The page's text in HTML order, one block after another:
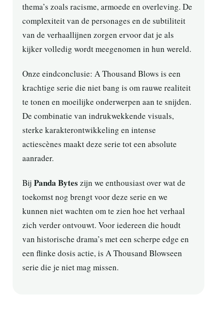
thema’s zoals racisme, armoede en overleving. De
complexiteit van de personages en de subtiliteit
van de verhaallijnen zorgen ervoor dat je als
kijker volledig wordt meegenomen in hun wereld.
Onze eindconclusie: A Thousand Blows is een
krachtige serie die niet bang is om rauwe realiteit
te tonen en moeilijke onderwerpen aan te snijden.
De combinatie van indrukwekkende visuals,
sterke karakterontwikkeling en intense
actiescènes maakt deze serie tot een absolute
aanrader.
Bij Panda Bytes zijn we enthousiast over wat de
toekomst nog brengt voor deze serie en we
kunnen niet wachten om te zien hoe het verhaal
zich verder ontvouwt. Voor iedereen die houdt
van historische drama’s met een scherpe edge en
een flinke dosis actie, is A Thousand Blowseen
serie die je niet mag missen.